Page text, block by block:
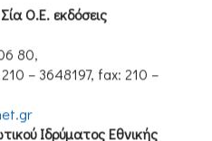
Ο.Ε. εκδόσεις
80,
– 3648197, fax: 210 –
Ιδρύματος Εθνικής